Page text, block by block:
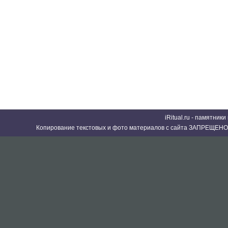
iRitual.ru -
Копирование текстовых и фото материалов с сайта